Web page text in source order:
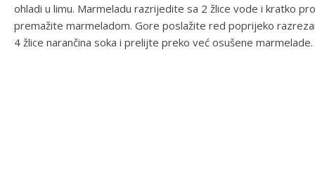
ohladi u limu. Marmeladu razrijedite sa 2 žlice vode i kratko
premažite marmeladom. Gore poslažite red poprijeko
4 žlice narančina soka i prelijte preko već osušene marmelade.